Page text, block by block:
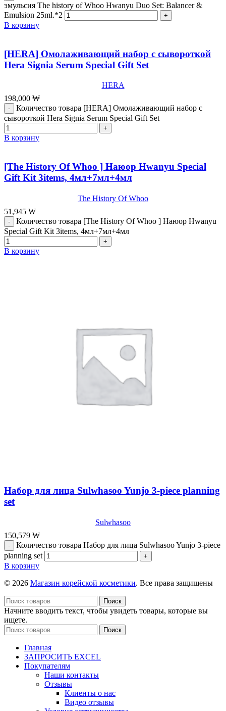
эмульсия The history of Whoo Hwanyu Duo Set: Balancer &
Emulsion 25ml.*2
В корзину
[HERA] Омолаживающий набор с сывороткой
Hera Signia Serum Special Gift Set
HERA
198,000 ₩
Количество товара [HERA] Омолаживающий набор с
сывороткой Hera Signia Serum Special Gift Set
В корзину
[The History Of Whoo ] Наюор Hwanyu Special
Gift Kit 3items, 4мл+7мл+4мл
The History Of Whoo
51,945 ₩
Количество товара [The History Of Whoo ] Наюор Hwanyu
Special Gift Kit 3items, 4мл+7мл+4мл
В корзину
Набор для лица Sulwhasoo Yunjo 3-piece planning
set
Sulwhasoo
150,579 ₩
Количество товара Набор для лица Sulwhasoo Yunjo 3-piece
planning set
В корзину
© 2026 Магазин корейской косметики. Все права защищены
Поиск
Начните вводить текст, чтобы увидеть товары, которые вы
ищете.
Поиск
Главная
ЗАПРОСИТЬ EXCEL
Покупателям
Наши контакты
Отзывы
Клиенты о нас
Видео отзывы